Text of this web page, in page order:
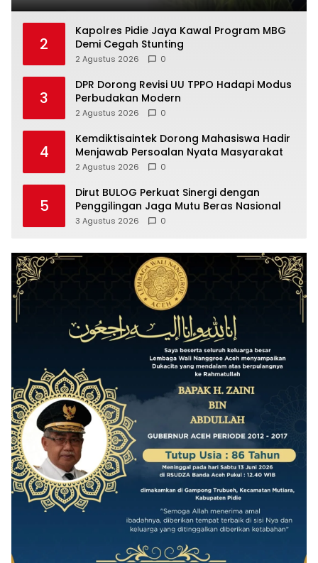
2
Kapolres Pidie Jaya Kawal Program MBG
Demi Cegah Stunting
2 Agustus 2026 0
3
DPR Dorong Revisi UU TPPO Hadapi Modus
Perbudakan Modern
2 Agustus 2026 0
4
Kemdiktisaintek Dorong Mahasiswa Hadir
Menjawab Persoalan Nyata Masyarakat
2 Agustus 2026 0
5
Dirut BULOG Perkuat Sinergi dengan
Penggilingan Jaga Mutu Beras Nasional
3 Agustus 2026 0